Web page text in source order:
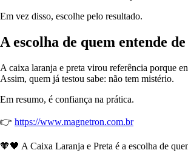
Em vez disso, escolhe pelo resultado.
A escolha de quem entende
A caixa laranja e preta virou referência porque
Assim, quem já testou sabe: não tem mistério.
Em resumo, é confiança na prática.
👉 https://www.magnetron.com.br
🧡🖤 A Caixa Laranja e Preta é a escolha de